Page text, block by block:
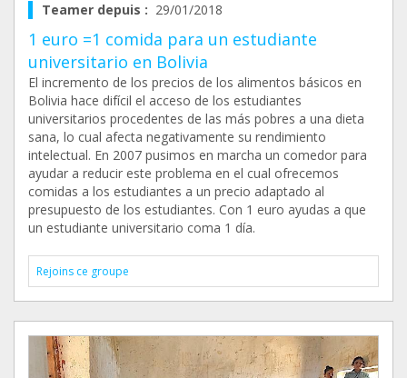
Teamer depuis : 29/01/2018
1 euro =1 comida para un estudiante
universitario en Bolivia
El incremento de los precios de los alimentos básicos en
Bolivia hace difícil el acceso de los estudiantes
universitarios procedentes de las más pobres a una dieta
sana, lo cual afecta negativamente su rendimiento
intelectual. En 2007 pusimos en marcha un comedor para
ayudar a reducir este problema en el cual ofrecemos
comidas a los estudiantes a un precio adaptado al
presupuesto de los estudiantes. Con 1 euro ayudas a que
un estudiante universitario coma 1 día.
Rejoins ce groupe